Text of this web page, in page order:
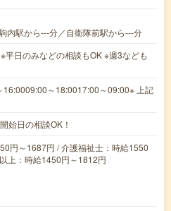
内駅から---分／自衛隊前駅から---分
平日のみなどの相談もOK ※週3なども
16:0009:00～18:0017:00～09:00※ 上記
始日の相談OK！
円～1687円 / 介護福祉士：時給1550
上：時給1450円～1812円